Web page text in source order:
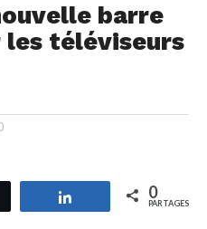
barre
les téléviseurs
Partagez 0
PARTAGES